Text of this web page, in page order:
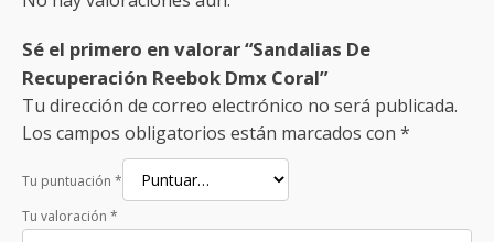
Sé el primero en valorar “Sandalias De
Recuperación Reebok Dmx Coral”
Tu dirección de correo electrónico no será publicada.
Los campos obligatorios están marcados con *
Tu puntuación *
Tu valoración *